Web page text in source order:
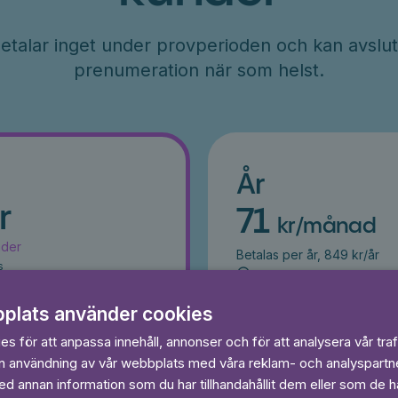
inget under provperioden och kan
prenumeration när som helst.
dagar gratis
År
71 kr/månad
Betalas per år, 849 kr/år
Prova 7 dagar gratis
Prova 7
använder cookies
för att anpassa innehåll, annonser och för att analysera vår
användning av vår webbplats med våra reklam- och
annan information som du har tillhandahållit dem eller som de